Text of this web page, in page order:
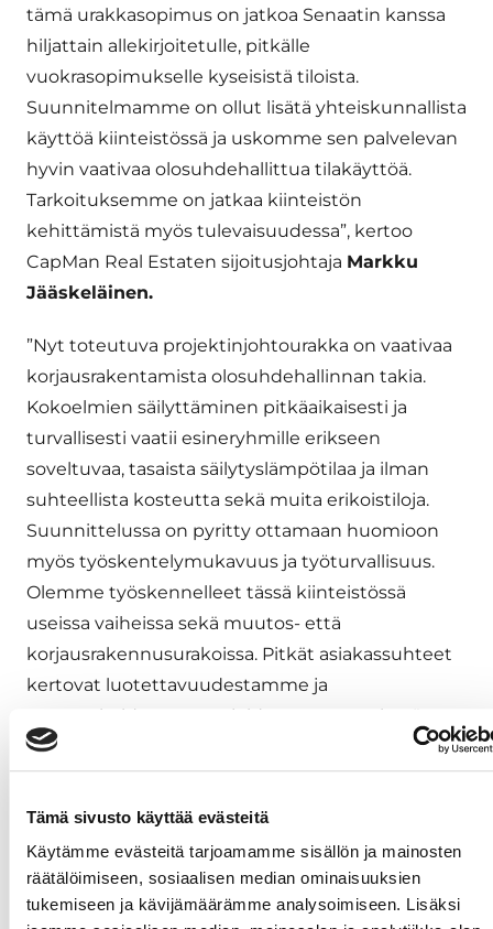
Tämä sivusto käyttää evästeitä
Käytämme evästeitä tarjoamamme sisällön ja mainosten
räätälöimiseen, sosiaalisen median ominaisuuksien
tukemiseen ja kävijämäärämme analysoimiseen. Lisäksi
tämä urakkasopimus on jatkoa Senaatin kanssa
hiljattain allekirjoitetulle, pitkälle
vuokrasopimukselle kyseisistä tiloista.
Suunnitelmamme on ollut lisätä yhteiskunnallista
käyttöä kiinteistössä ja uskomme sen palvelevan
hyvin vaativaa olosuhdehallittua tilakäyttöä.
Tarkoituksemme on jatkaa kiinteistön
kehittämistä myös tulevaisuudessa”, kertoo
CapMan Real Estaten sijoitusjohtaja Markku
Jääskeläinen.
”Nyt toteutuva projektinjohtourakka on vaativaa
korjausrakentamista olosuhdehallinnan takia.
Kokoelmien säilyttäminen pitkäaikaisesti ja
turvallisesti vaatii esineryhmille erikseen
soveltuvaa, tasaista säilytyslämpötilaa ja ilman
suhteellista kosteutta sekä muita erikoistiloja.
Suunnittelussa on pyritty ottamaan huomioon
myös työskentelymukavuus ja työturvallisuus.
Olemme työskennelleet tässä kiinteistössä
useissa vaiheissa sekä muutos- että
korjausrakennusurakoissa. Pitkät asiakassuhteet
kertovat luotettavuudestamme ja
ammattitaidostamme, joiden varaan on hyvä
rakentaa yhteistyölle jatkuvuutta”, kertoo Jatke
Oy:n PKS korjausrakentamisyksikön
tuotantopäällikköPasi Siikaluoma
Lisätiedot:
Markku Jääskeläinen / CapMan Real Estate.
markku.jaaskelainen@capman.com ,